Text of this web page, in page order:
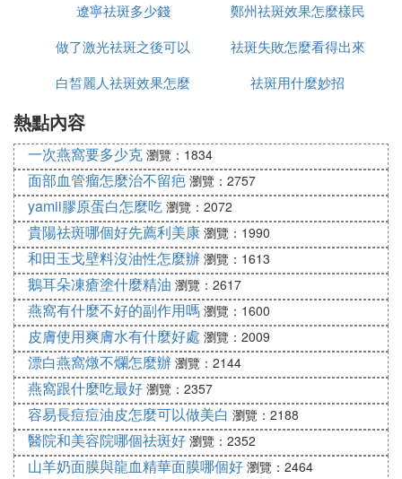
是含有黑色素成分的，如果在祛斑之後，經常吃很容
易讓斑點出現復發問題，所以建議在祛斑後的一段時
間內嚴格禁止。
3、敏感食物
敏感食物也非常不適合激光祛斑後的患者吃，此類食
物在攝入之後非常容易引起過敏反應，這樣一來就會
直接影響祛斑後的皮膚恢復，甚至還會誘發更為嚴重
的皮膚損害，還有讓去斑部位留疤的風險。
激光祛斑後需要忌口1~2周時間，具體忌口的食物應
該聽從專業醫生的建議，為了讓祛斑後的創口更快好
轉，可以適當多吃新鮮的蔬菜及水果，盡量以清淡容
易消化的食物為主。同時還要保持充足的休息時間，
不要經常熬夜，外出時應該做好防曬工作，避免斑點
復發。
激光祛斑是光熱原理，而高強光熱能量直接照射肌膚
激光祛斑後注意什麼飲食，會有輕微的刺激性。所以
在治療之後皮膚會有些紅腫，這時候不僅要對治療部
位進行冰敷，而且還要進行忌口
一般祛斑後1-2周內，不。祛斑是現在比較流行的美
祛斑好用
店可以祛斑
遼寧祛斑多少錢
鄭州祛斑效果怎麼樣民
眾聽過美萊
做了激光祛斑之後可以
吃什麼
祛斑失敗怎麼看得出來
白皙麗人祛斑效果怎麼
祛斑用什麼妙招
熱點內容
一次燕窩要多少克 瀏覽：1834
面部血管瘤怎麼治不留疤 瀏覽：2757
yamii膠原蛋白怎麼吃 瀏覽：2072
貴陽祛斑哪個好先薦利美康 瀏覽：1990
和田玉戈壁料沒油性怎麼辦 瀏覽：1613
鵝耳朵凍瘡塗什麼精油 瀏覽：2617
燕窩有什麼不好的副作用嗎 瀏覽：1600
皮膚使用爽膚水有什麼好處 瀏覽：2009
漂白燕窩燉不爛怎麼辦 瀏覽：2144
燕窩跟什麼吃最好 瀏覽：2357
容易長痘痘油皮怎麼可以做美白 瀏覽：2188
醫院和美容院哪個祛斑好 瀏覽：2352
山羊奶面膜與龍血精華面膜哪個好 瀏覽：2464